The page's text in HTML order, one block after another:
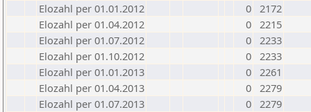
Elozahl per 01.01.2012
0 2172
Elozahl per 01.04.2012
0 2215
Elozahl per 01.07.2012
0 2233
Elozahl per 01.10.2012
0 2233
Elozahl per 01.01.2013
0 2261
Elozahl per 01.04.2013
0 2279
Elozahl per 01.07.2013
0 2279